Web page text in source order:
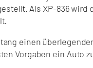
Als XP-836 wird
einen
Vorgaben ein Auto